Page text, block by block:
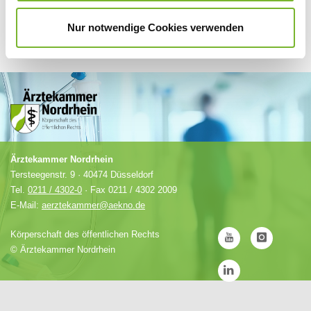
Nur notwendige Cookies verwenden
Ärztekammer Nordrhein
Tersteegenstr. 9 · 40474 Düsseldorf
Tel. 0211 / 4302-0 · Fax 0211 / 4302 2009
E-Mail: aerztekammer@aekno.de
Körperschaft des öffentlichen Rechts
© Ärztekammer Nordrhein